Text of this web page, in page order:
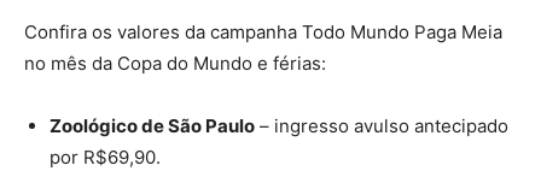
Confira os valores da campanha Todo Mundo Paga Meia
no mês da Copa do Mundo e férias:
Zoológico de São Paulo – ingresso avulso antecipado
por R$69,90.